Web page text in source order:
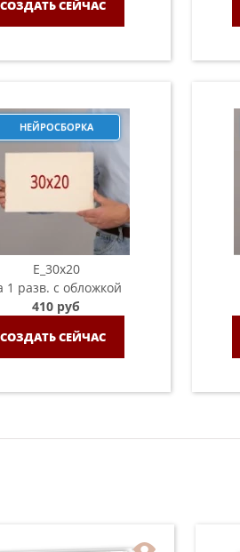
СОЗДАТЬ СЕЙЧАС
НЕЙРОСБОРКА
E_30x20
1 разв. с обложкой
410 руб
СОЗДАТЬ СЕЙЧАС